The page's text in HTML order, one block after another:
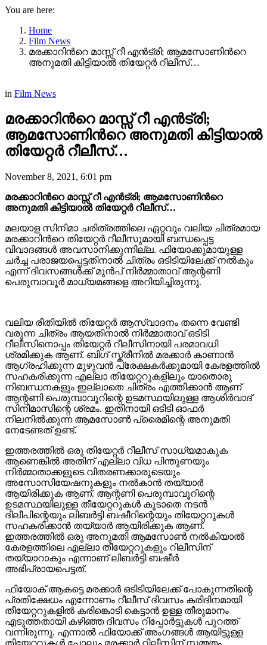
You are here:
Home
Film News
മരക്കാറിന്‍റെ മാസ്സ് റീ എന്‍ട്രി; ആമസോണിന്‍റെ
അനുമതി കിട്ടിയാൽ തിയേറ്റർ റീലീസ്…
in Film News
മരക്കാറിന്‍റെ മാസ്സ് റീ എന്‍ട്രി;
ആമസോണിന്‍റെ അനുമതി കിട്ടിയാൽ
തിയേറ്റർ റീലീസ്…
November 8, 2021, 6:01 pm
മരക്കാറിന്‍റെ മാസ്സ് റീ എന്‍ട്രി; ആമസോണിന്‍റെ
അനുമതി കിട്ടിയാൽ തിയേറ്റർ റീലീസ്…
മലയാള സിനിമാ ചരിത്രത്തിലെ ഏറ്റവും വലിയ ചിത്രമായ
മരക്കാറിന്‍റെ തിയേറ്റർ റീലീസുമായി ബന്ധപ്പെട്ട
വിവാദങ്ങൾ അവസാനിക്കുന്നില്ല. ഫിയോക്കുമായുള്ള
ചർച്ച പരാജയപ്പെട്ടതിനാൽ ചിത്രം ഒടിടിയിലേക്ക് നൽകും
എന്ന് ദിവസങ്ങൾക്ക് മുൻപ് നിർമ്മാതാവ് ആന്റണി
പെരുമ്പാവൂർ മാധ്യമങ്ങളെ അറിയിച്ചിരുന്നു.
വലിയ രീതിയിൽ തിയേറ്റർ ആസ്വാദനം തന്നെ വേണ്ടി
വരുന്ന ചിത്രം ആയതിനാൽ നിർമ്മാതാവ് ഒടിടി
റീലീസിനൊപ്പം തിയേറ്റർ റീലീസിനായി പരമാവധി
ശ്രമിക്കുക ആണ്. ബിഗ് സ്ക്രീനിൽ മരക്കാർ കാണാൻ
ആഗ്രഹിക്കുന്ന മുഴുവൻ പ്രേക്ഷകർക്കുമായി കേരളത്തിൽ
സഹകരിക്കുന്ന എല്ലാ തിയേറ്ററുകളിലും യാതൊരു
നിബന്ധനകളും ഇല്ലാതെ ചിത്രം എത്തിക്കാൻ ആണ്
ആന്റണി പെരുമ്പാവൂറിന്റെ ഉടമസ്ഥയിലുള്ള ആശിർവാദ്
സിനിമാസിന്റെ ശ്രമം. ഇതിനായി ഒടിടി ഓഫർ
നിലനിൽക്കുന്ന ആമസോൺ പ്രൈമിന്റെ അനുമതി
നേടേണ്ടത് ഉണ്ട്.
ഇത്തരത്തിൽ ഒരു തിയേറ്റർ റീലീസ് സാധ്യമാകുക
ആണെങ്കിൽ അതിന് എല്ലാ വിധ പിന്തുണയും
നിർമ്മാതാക്കളുടെ വിതരണക്കാരുടെയും
അസോസിയേഷനുകളും നൽകാൻ തയ്യാർ
ആയിരിക്കുക ആണ്. ആന്റണി പെരുമ്പാവൂറിന്റെ
ഉടമസ്ഥയിലുള്ള തീയേറ്ററുകൾ കൂടാതെ നടൻ
ദിലീപിന്റെയും ലിബർട്ടി ബഷീറിന്റെയും തിയേറ്ററുകൾ
സഹകരിക്കാൻ തയ്യാർ ആയിരിക്കുക ആണ്.
ഇത്തരത്തിൽ ഒരു അനുമതി ആമസോൺ നൽകിയാൽ
കേരളത്തിലെ എല്ലാ തീയേറ്ററുകളും റിലീസിന്
തയ്യാറാകും എന്നാണ് ലിബർട്ടി ബഷീർ
അഭിപ്രായപെട്ടത്.
ഫിയോക് ആകട്ടെ മരക്കാർ ഒടിടിയിലേക്ക് പോകുന്നതിന്റെ
പ്രതിക്ഷേധം എന്നോണം റീലീസ് ദിവസം കരിദിനമായി
തീയേറ്ററുകളിൽ കരിങ്കൊടി കെട്ടാൻ ഉള്ള തീരുമാനം
എടുത്തതായി കഴിഞ്ഞ ദിവസം റിപ്പോർട്ടുകൾ പുറത്ത്
വന്നിരുന്നു. എന്നാൽ ഫിയോക്ക് അംഗങ്ങൾ ആയിട്ടുള്ള
തിയേറ്ററുകൾ പോലും മരക്കാർ റിലീസിന് സമ്മതം